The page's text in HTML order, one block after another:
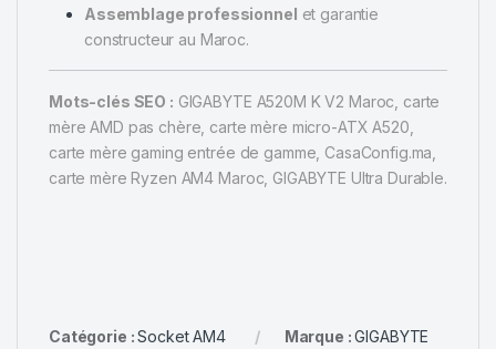
Assemblage professionnel et garantie
constructeur au Maroc.
Mots-clés SEO : GIGABYTE A520M K V2 Maroc, carte
mère AMD pas chère, carte mère micro-ATX A520,
carte mère gaming entrée de gamme, CasaConfig.ma,
carte mère Ryzen AM4 Maroc, GIGABYTE Ultra Durable.
Catégorie :Socket AM4 Marque :GIGABYTE